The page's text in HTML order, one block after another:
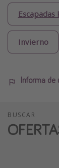
Escapadas
Invierno
Informa de
BUSCAR